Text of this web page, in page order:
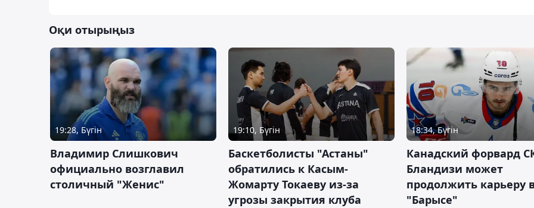
Оқи отырыңыз
19:28, Бүгін
Владимир Слишкович
официально возглавил
столичный "Женис"
19:10, Бүгін
Баскетболисты "Астаны"
обратились к Касым-
Жомарту Токаеву из-за
угрозы закрытия клуба
18:34, Бүгін
Канадский форвард
Бландизи может
продолжить карьеру
"Барысе"